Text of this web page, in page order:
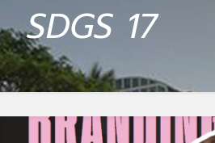
SDGS 17